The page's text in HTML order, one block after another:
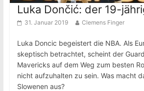
Luka Dončić: der 19-
31. Januar 2019 Clemens Finger
Luka Doncic begeistert die NBA. Als
skeptisch betrachtet, scheint der
Mavericks auf dem Weg zum besten
nicht aufzuhalten zu sein. Was macht
Slowenen aus?